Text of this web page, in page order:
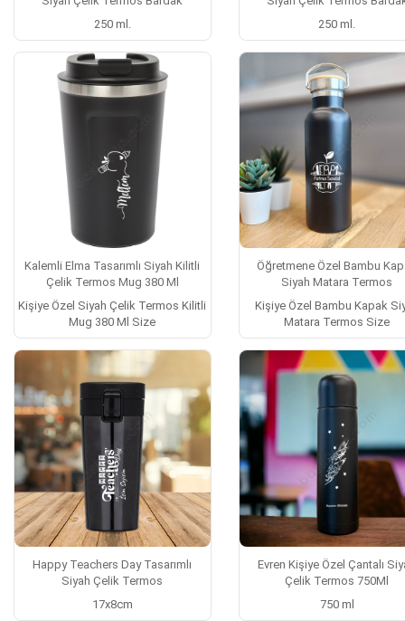
250 ml.
250 ml.
Kalemli Elma Tasarımlı Siyah Kilitli
Çelik Termos Mug 380 Ml
Kişiye Özel Siyah Çelik Termos Kilitli
Mug 380 Ml Size
Öğretmene Özel Bambu
Siyah Matara Termos
Kişiye Özel Bambu Kapak
Matara Termos Size
Happy Teachers Day Tasarımlı
Siyah Çelik Termos
17x8cm
Evren Kişiye Özel Çantalı
Çelik Termos 750Ml
750 ml